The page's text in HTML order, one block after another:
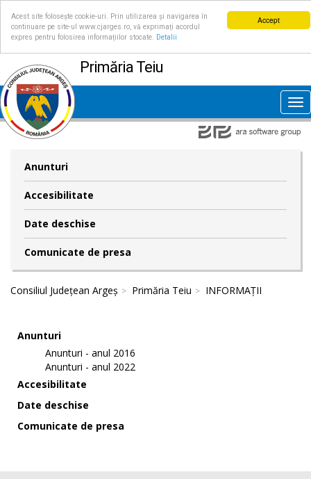
Accept
Acest site folosește cookie-uri. Prin utilizarea și navigarea în
continuare pe site-ul www.cjarges.ro, vă exprimați acordul
expres pentru folosirea informațiilor stocate.
Detalii
Primăria Teiu
Anunturi
Accesibilitate
Date deschise
Comunicate de presa
Consiliul Județean Argeș Primăria Teiu INFORMAȚII
Anunturi
Anunturi - anul 2016
Anunturi - anul 2022
Accesibilitate
Date deschise
Comunicate de presa